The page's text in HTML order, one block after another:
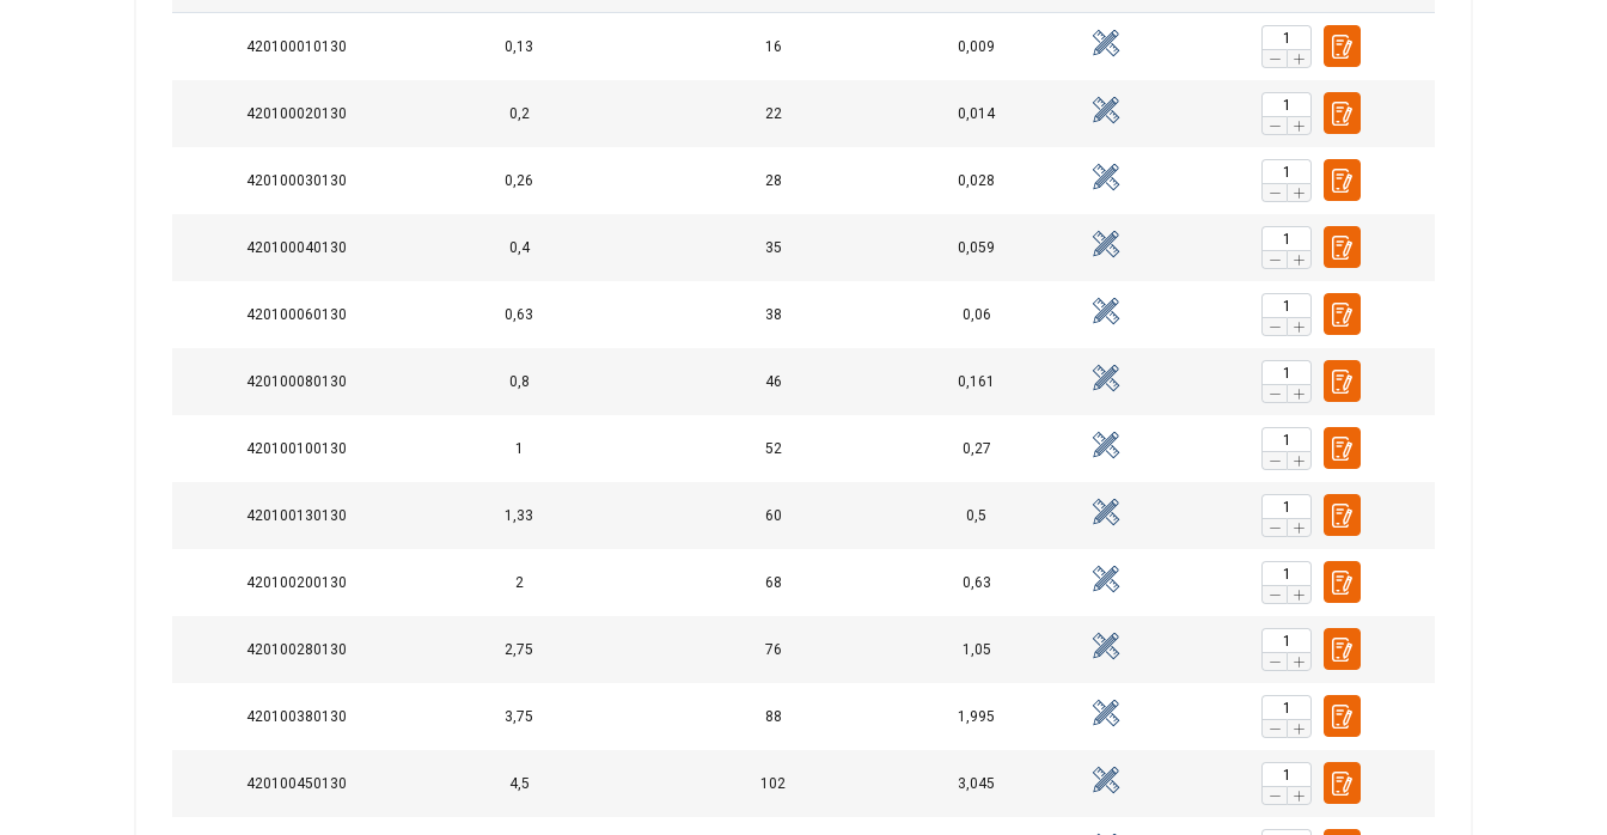
420100010130 0,13 16 0,009
420100020130 0,2 22 0,014
420100030130 0,26 28 0,028
420100040130 0,4 35 0,059
420100060130 0,63 38 0,06
420100080130 0,8 46 0,161
420100100130 1 52 0,27
420100130130 1,33 60 0,5
420100200130 2 68 0,63
420100280130 2,75 76 1,05
420100380130 3,75 88 1,995
420100450130 4,5 102 3,045
ENGLISH TRANSLATION
tietoja sivustomme käytöstäsi mainos- ja analytiikkakumppaneidemme kanssa, jotka voivat yhdistää ne
muihin tietoihin, jotka olet heille antanut tai joita he ovat keränneet käyttäessäsi palveluitaan.
Ehdottomasti
Kohdentavat Toiminnalliset Luokittelemattomat
HYVÄKSY KAIKKI